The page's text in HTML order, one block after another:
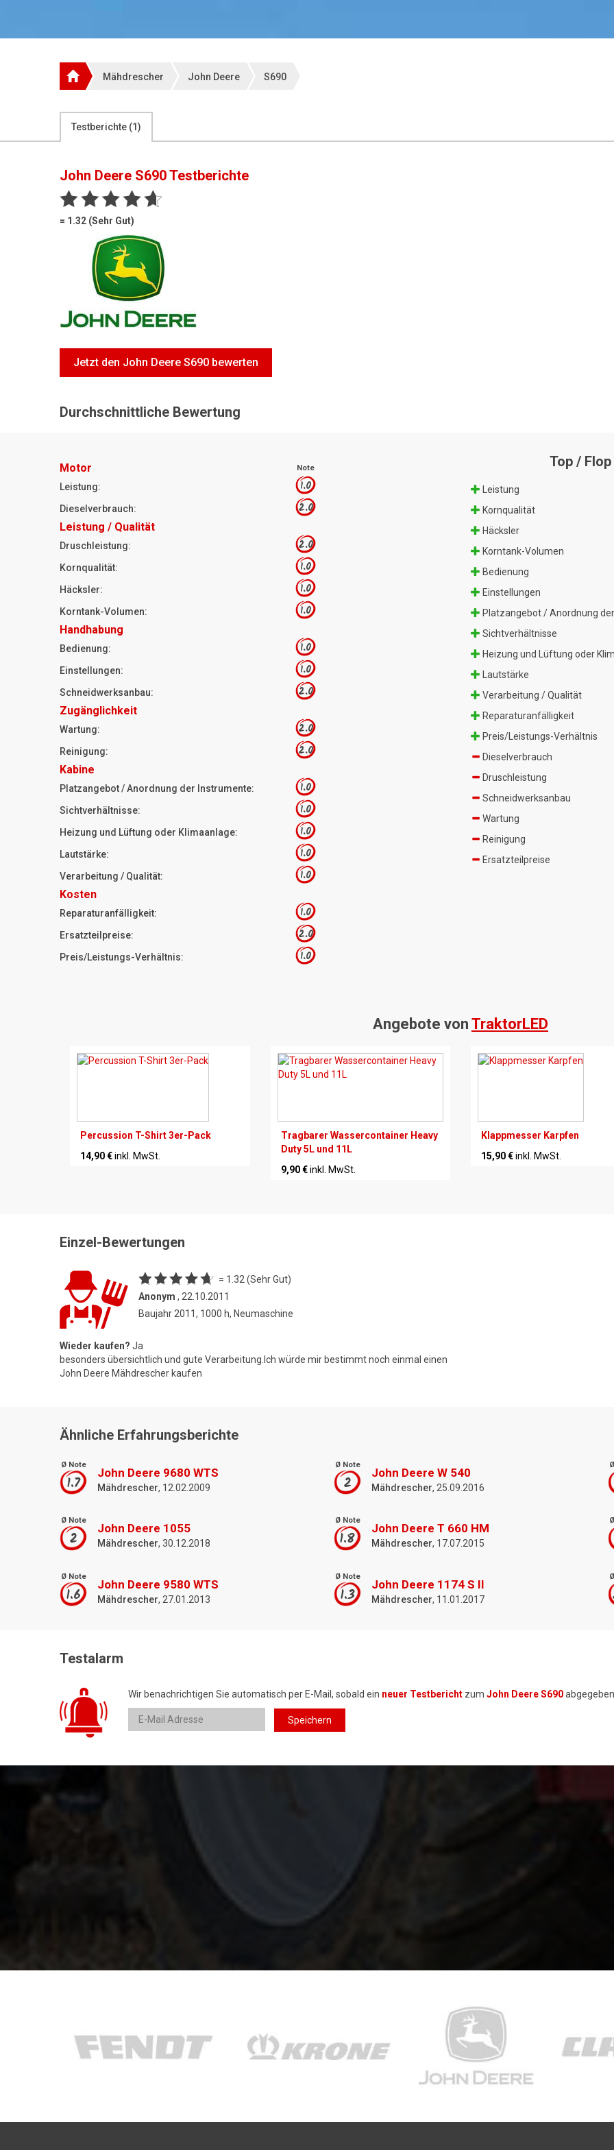
Mähdrescher John Deere S690
Testberichte (1)
John Deere S690Testberichte
= 1.32 (Sehr Gut)
Jetzt den John Deere S690 bewerten
Durchschnittliche Bewertung
Motor Note
Leistung: 1.0
Dieselverbrauch: 2.0
Leistung / Qualität
Druschleistung: 2.0
Kornqualität: 1.0
Häcksler: 1.0
Korntank-Volumen: 1.0
Handhabung
Bedienung: 1.0
Einstellungen: 1.0
Schneidwerksanbau: 2.0
Zugänglichkeit
Wartung: 2.0
Reinigung: 2.0
Kabine
Platzangebot / Anordnung der Instrumente: 1.0
Sichtverhältnisse: 1.0
Heizung und Lüftung oder Klimaanlage: 1.0
Lautstärke: 1.0
Verarbeitung / Qualität: 1.0
Kosten
Reparaturanfälligkeit: 1.0
Ersatzteilpreise: 2.0
Preis/Leistungs-Verhältnis: 1.0
Top / Flop
Leistung
Kornqualität
Häcksler
Korntank-Volumen
Bedienung
Einstellungen
Platzangebot / Anordnung
Sichtverhältnisse
Heizung und Lüftung oder
Lautstärke
Verarbeitung / Qualität
Reparaturanfälligkeit
Preis/Leistungs-Verhältnis
Dieselverbrauch
Druschleistung
Schneidwerksanbau
Wartung
Reinigung
Ersatzteilpreise
Angebote von TraktorLED
Percussion T-Shirt 3er-Pack
14,90 €inkl. MwSt.
Tragbarer Wassercontainer Heavy
Duty 5L und 11L
9,90 € inkl. MwSt.
Klappmesser Karpfen
15,90 €inkl. MwSt.
Einzel-Bewertungen
= 1.32 (Sehr Gut)
Anonym , 22.10.2011
Baujahr 2011, 1000 h, Neumaschine
Wieder kaufen? Ja
besonders übersichtlich und gute Verarbeitung.Ich würde mir bestimmt noch einmal einen
John Deere Mähdrescher kaufen
Ähnliche Erfahrungsberichte
Ø Note
1.7
John Deere 9680 WTS
Mähdrescher, 12.02.2009
Ø Note
2
John Deere W 540
Mähdrescher, 25.09.2016
Ø Note
2
John Deere 1055
Mähdrescher, 30.12.2018
Ø Note
1.8
John Deere T 660 HM
Mähdrescher, 17.07.2015
Ø Note
1.6
John Deere 9580 WTS
Mähdrescher, 27.01.2013
Ø Note
1.3
John Deere 1174 S II
Mähdrescher, 11.01.2017
Testalarm
Wir benachrichtigen Sie automatisch per E-Mail, sobald ein neuer Testbericht zum John Deere S690
Speichern